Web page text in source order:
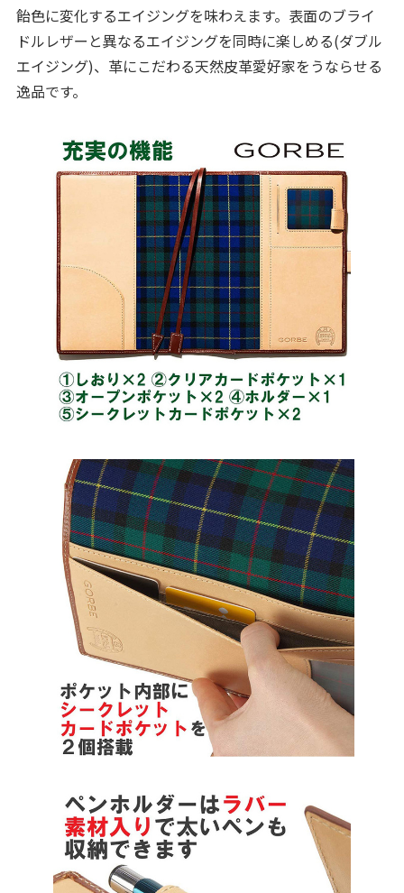
飴色に変化するエイジングを味わえます。表面のブライ
ドルレザーと異なるエイジングを同時に楽しめる(ダブル
エイジング)、革にこだわる天然皮革愛好家をうならせる
逸品です。